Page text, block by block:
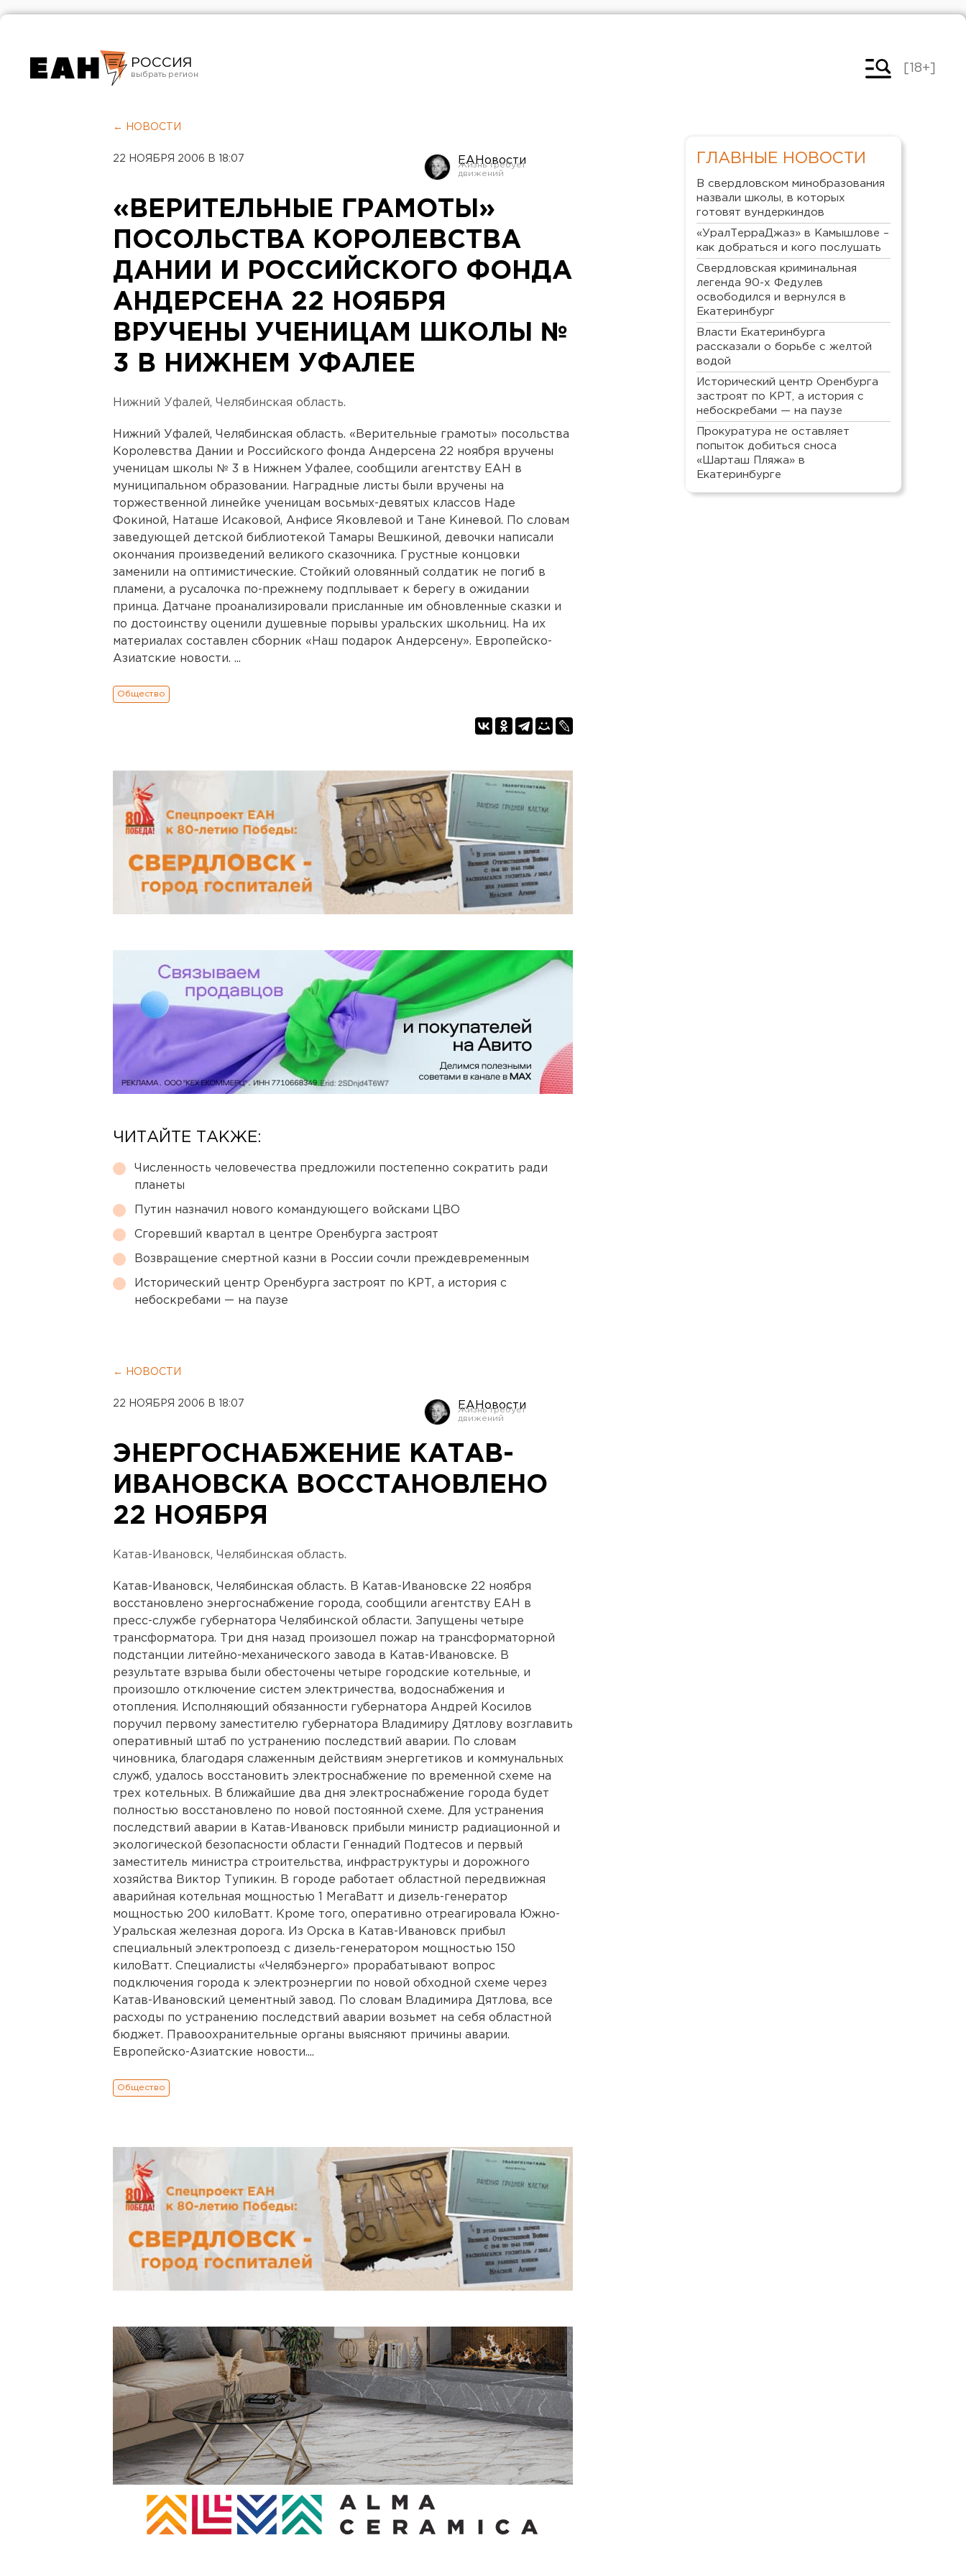
РОССИЯ
Челябинск
[18+]
← НОВОСТИ
22 НОЯБРЯ 2006 В 18:07 ЕАНовости
«ВЕРИТЕЛЬНЫЕ ГРАМОТЫ»
ПОСОЛЬСТВА КОРОЛЕВСТВА
ДАНИИ И РОССИЙСКОГО ФОНДА
АНДЕРСЕНА 22 НОЯБРЯ
ВРУЧЕНЫ УЧЕНИЦАМ ШКОЛЫ №
3 В НИЖНЕМ УФАЛЕЕ
Нижний Уфалей, Челябинская область.
Нижний Уфалей, Челябинская область. «Верительные грамоты» посольства
Королевства Дании и Российского фонда Андерсена 22 ноября вручены
ученицам школы № 3 в Нижнем Уфалее, сообщили агентству ЕАН в
муниципальном образовании. Наградные листы были вручены на
торжественной линейке ученицам восьмых-девятых классов Наде
Фокиной, Наташе Исаковой, Анфисе Яковлевой и Тане Киневой. По словам
заведующей детской библиотекой Тамары Вешкиной, девочки написали
окончания произведений великого сказочника. Грустные концовки
заменили на оптимистические. Стойкий оловянный солдатик не погиб в
пламени, а русалочка по-прежнему подплывает к берегу в ожидании
принца. Датчане проанализировали присланные им обновленные сказки и
по достоинству оценили душевные порывы уральских школьниц. На их
материалах составлен сборник «Наш подарок Андерсену». Европейско-
Азиатские новости. ...
Общество
ЧИТАЙТЕ ТАКЖЕ:
Численность человечества предложили постепенно сократить ради
планеты
Путин назначил нового командующего войсками ЦВО
Сгоревший квартал в центре Оренбурга застроят
Возвращение смертной казни в России сочли преждевременным
Исторический центр Оренбурга застроят по КРТ, а история с
небоскребами — на паузе
← НОВОСТИ
22 НОЯБРЯ 2006 В 18:07 ЕАНовости
ЭНЕРГОСНАБЖЕНИЕ КАТАВ-
ИВАНОВСКА ВОССТАНОВЛЕНО
22 НОЯБРЯ
Катав-Ивановск, Челябинская область.
Катав-Ивановск, Челябинская область. В Катав-Ивановске 22 ноября
восстановлено энергоснабжение города, сообщили агентству ЕАН в
пресс-службе губернатора Челябинской области. Запущены четыре
трансформатора. Три дня назад произошел пожар на трансформаторной
подстанции литейно-механического завода в Катав-Ивановске. В
результате взрыва были обесточены четыре городские котельные, и
произошло отключение систем электричества, водоснабжения и
отопления. Исполняющий обязанности губернатора Андрей Косилов
поручил первому заместителю губернатора Владимиру Дятлову возглавить
оперативный штаб по устранению последствий аварии. По словам
чиновника, благодаря слаженным действиям энергетиков и коммунальных
служб, удалось восстановить электроснабжение по временной схеме на
трех котельных. В ближайшие два дня электроснабжение города будет
полностью восстановлено по новой постоянной схеме. Для устранения
последствий аварии в Катав-Ивановск прибыли министр радиационной и
экологической безопасности области Геннадий Подтесов и первый
заместитель министра строительства, инфраструктуры и дорожного
хозяйства Виктор Тупикин. В городе работает областной передвижная
аварийная котельная мощностью 1 МегаВатт и дизель-генератор
мощностью 200 килоВатт. Кроме того, оперативно отреагировала Южно-
Уральская железная дорога. Из Орска в Катав-Ивановск прибыл
специальный электропоезд с дизель-генератором мощностью 150
килоВатт. Специалисты «Челябэнерго» прорабатывают вопрос
подключения города к электроэнергии по новой обходной схеме через
Катав-Ивановский цементный завод. По словам Владимира Дятлова, все
расходы по устранению последствий аварии возьмет на себя областной
бюджет. Правоохранительные органы выясняют причины аварии.
Европейско-Азиатские новости....
Общество
ГЛАВНЫЕ НОВОСТИ
В свердловском минобразования
назвали школы, в которых
готовят вундеркиндов
«УралТерраДжаз» в Камышлове –
как добраться и кого послушать
Свердловская криминальная
легенда 90-х Федулев
освободился и вернулся в
Екатеринбург
Власти Екатеринбурга
рассказали о борьбе с желтой
водой
Исторический центр Оренбурга
застроят по КРТ, а история с
небоскребами — на паузе
Прокуратура не оставляет
попыток добиться сноса
«Шарташ Пляжа» в
Екатеринбурге